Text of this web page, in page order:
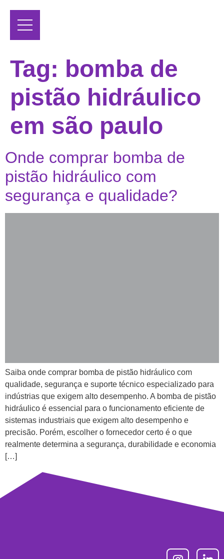
Tag: bomba de
pistão hidráulico
em são paulo
Onde comprar bomba de
pistão hidráulico com
segurança e qualidade?
Saiba onde comprar bomba de pistão hidráulico com
qualidade, segurança e suporte técnico especializado para
indústrias que exigem alto desempenho. A bomba de pistão
hidráulico é essencial para o funcionamento eficiente de
sistemas industriais que exigem alto desempenho e
precisão. Porém, escolher o fornecedor certo é o que
realmente determina a segurança, durabilidade e economia
[…]